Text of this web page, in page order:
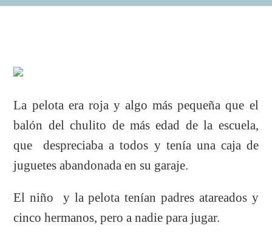
La pelota era roja y algo más pequeña que el
balón del chulito de más edad de la escuela,
que despreciaba a todos y tenía una caja de
juguetes abandonada en su garaje.
El niño y la pelota tenían padres atareados y
cinco hermanos, pero a nadie para jugar.